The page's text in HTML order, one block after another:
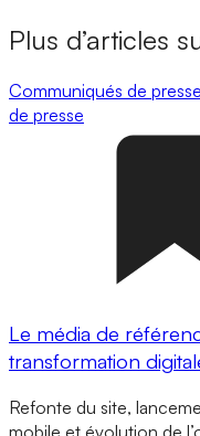
Plus d’articles
Communiqués de presse
de presse
Le média de
transformation
Refonte du site,
mobile et évolution de